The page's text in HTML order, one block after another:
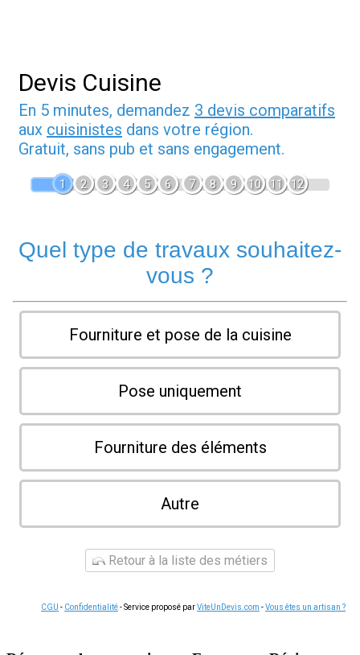
Devis Cuisine
En 5 minutes, demandez 3 devis comparatifs
aux cuisinistes dans votre région.
Gratuit, sans pub et sans engagement.
1 2 3 4 5 6 7 8 9 10 11 12
Quel type de travaux souhaitez-
vous ?
Fourniture et pose de la cuisine
Pose uniquement
Fourniture des éléments
Autre
Retour à la liste des métiers
CGU - Confidentialité- Service proposé parViteUnDevis.com -Vous êtes un artisan ?